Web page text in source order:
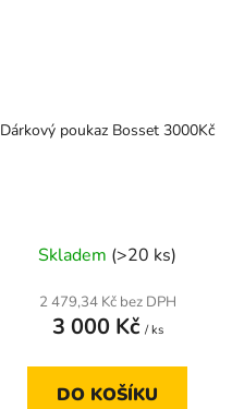
Dárkový poukaz Bosset 3000Kč
Skladem (>20 ks)
2 479,34 Kč bez DPH
3 000 Kč / ks
DO KOŠÍKU